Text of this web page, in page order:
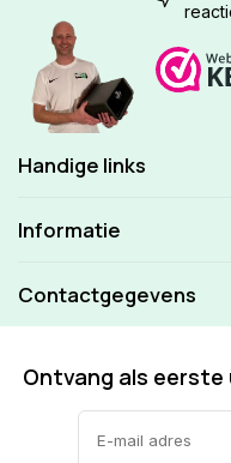
Handige links
Informatie
Contactgegevens
Ontvang als